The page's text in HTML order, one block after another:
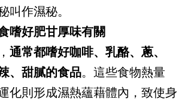
叫作濕秘。
嗜好肥甘厚味有關
通常都嗜好咖啡、乳酪、蔥、
、甜膩的食品。這些食物熱量
化則形成濕熱蘊藉體內，致使身